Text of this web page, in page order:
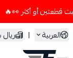
العربية
|